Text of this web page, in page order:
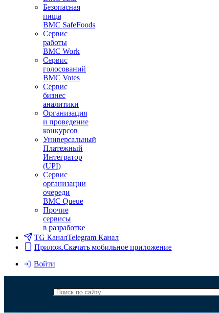
Безопасная
пища
BMC SafeFoods
Сервис
работы
BMC Work
Сервис
голосований
BMC Votes
Сервис
бизнес
аналитики
Организация
и проведение
конкурсов
Универсальный
Платежный
Интегратор
(UPI)
Сервис
организации
очереди
BMC Queue
Прочие
сервисы
в разработке
TG КаналTelegram Канал
Прилож.Скачать мобильное приложение
Войти